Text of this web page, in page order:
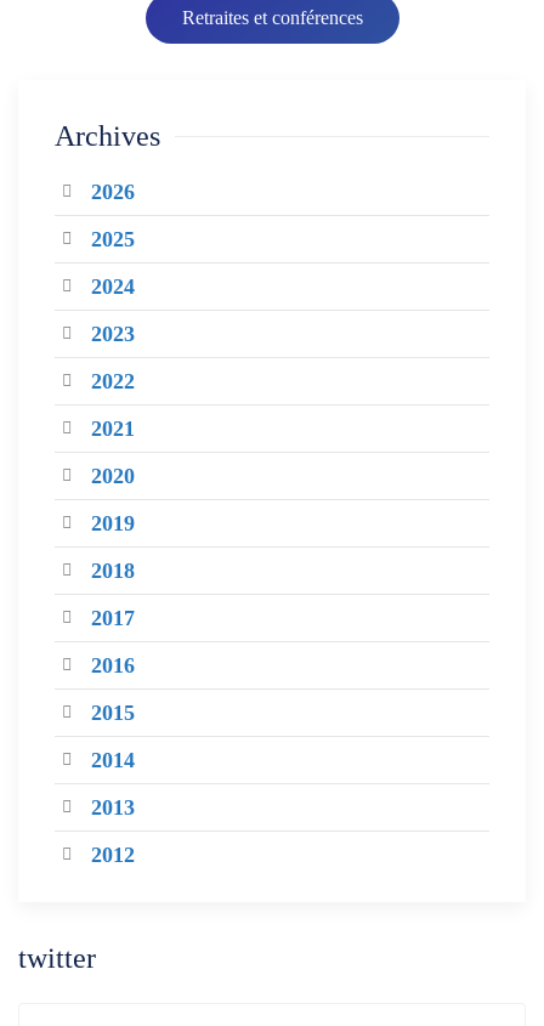
Retraites et conférences
Archives
2026
2025
2024
2023
2022
2021
2020
2019
2018
2017
2016
2015
2014
2013
2012
twitter